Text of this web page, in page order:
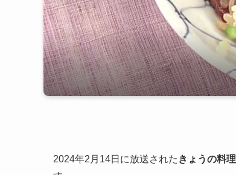
2024年2月14日に放送された きょうの料理